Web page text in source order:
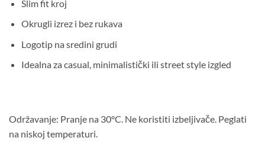
Slim fit kroj
Okrugli izrez i bez rukava
Logotip na sredini grudi
Idealna za casual, minimalistički ili street style izgled
Održavanje: Pranje na 30°C. Ne koristiti izbeljivače. Peglati
na niskoj temperaturi.